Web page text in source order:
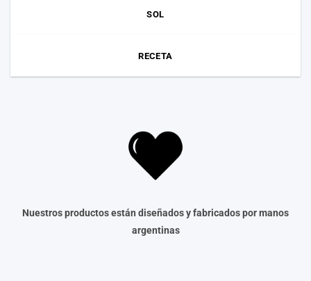
SOL
RECETA
Nuestros productos están diseñados y fabricados por manos
argentinas